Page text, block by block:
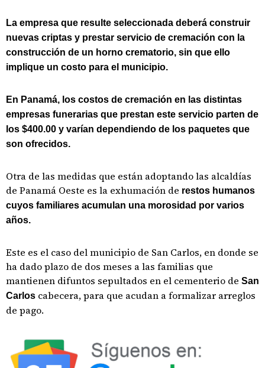
La empresa que resulte seleccionada deberá construir
nuevas criptas y prestar servicio de cremación con la
construcción de un horno crematorio, sin que ello
implique un costo para el municipio.
En Panamá, los costos de cremación en las distintas
empresas funerarias que prestan este servicio parten de
los $400.00 y varían dependiendo de los paquetes que
son ofrecidos.
Otra de las medidas que están adoptando las alcaldías
de Panamá Oeste es la exhumación de restos humanos
cuyos familiares acumulan una morosidad por varios
años.
Este es el caso del municipio de San Carlos, en donde se
ha dado plazo de dos meses a las familias que
mantienen difuntos sepultados en el cementerio de San
Carlos cabecera, para que acudan a formalizar arreglos
de pago.